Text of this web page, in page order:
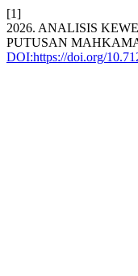
[1]
2026. ANALISIS
PUTUSAN
DOI:https://doi.org/